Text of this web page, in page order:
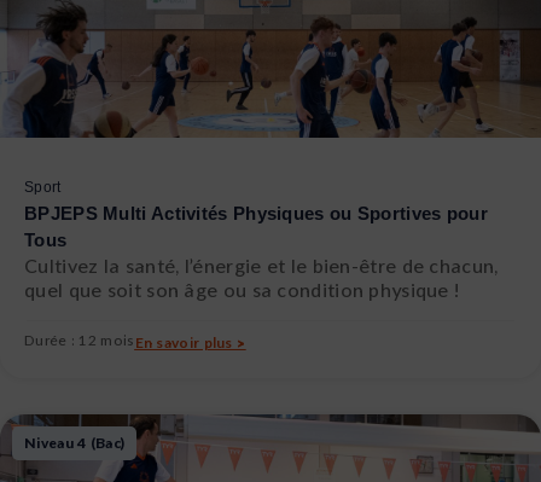
Sport
BPJEPS Multi Activités Physiques ou Sportives pour
Tous
Cultivez la santé, l’énergie et le bien-être de chacun,
quel que soit son âge ou sa condition physique !
Durée : 12 mois En savoir plus >
Niveau 4 (Bac)